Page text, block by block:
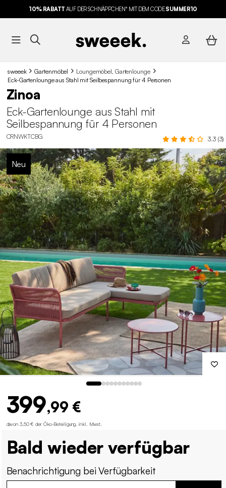
10% RABATT AUF DER SCHNÄPPCHEN* MIT DEM CODESUMMER10
sweeek Gartenmöbel
Loungemöbel, Gartenlounge
Eck-Gartenlounge aus Stahl mit Seilbespannung für 4 Personen
Zinoa
Eck-Gartenlounge aus Stahl mit
Seilbespannung für 4 Personen
CRNWKTCBG 3.3 (3)
Neu
399,99 €
davon 3,50 € der Öko-Beteiligung inkl. Mwst.
Bald wieder verfügbar
Benachrichtigung bei Verfügbarkeit